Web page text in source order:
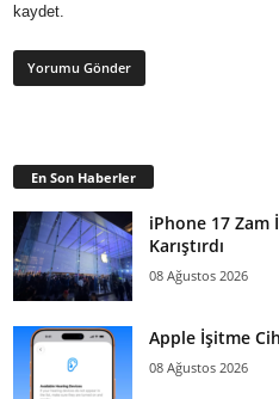
kaydet.
En Son Haberler
iPhone 17 Zam
Karıştırdı
08 Ağustos 2026
Apple İşitme
08 Ağustos 2026